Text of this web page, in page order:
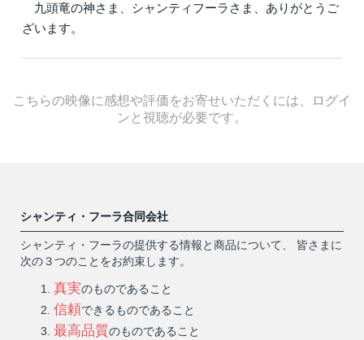
九頭竜の神さま、シャンティフーラさま、ありがとうご
ざいます。
こちらの映像に感想や評価をお寄せいただくには、ログイ
ンと視聴が必要です。
シャンティ・フーラ合同会社
シャンティ・フーラの提供する情報と商品について、 皆さまに
次の３つのことをお約束します。
真実のものであること
信頼できるものであること
最高品質のものであること